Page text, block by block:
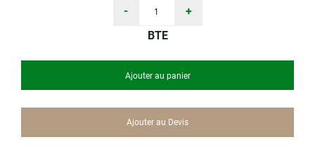
-
+
BTE
Ajouter au panier
Ajouter au Devis